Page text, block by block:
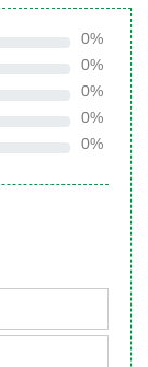
0%
0%
0%
0%
0%